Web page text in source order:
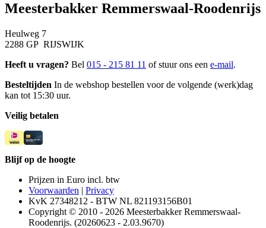
Meesterbakker Remmerswaal-Roodenrijs
Heulweg 7
2288 GP RIJSWIJK
Heeft u vragen? Bel 015 - 215 81 11 of stuur ons een e-mail.
Besteltijden In de webshop bestellen voor de volgende (werk)dag
kan tot 15:30 uur.
Veilig betalen
Blijf op de hoogte
Prijzen in Euro incl. btw
Voorwaarden | Privacy
KvK 27348212 - BTW NL 821193156B01
Copyright © 2010 - 2026 Meesterbakker Remmerswaal-
Roodenrijs. (20260623 - 2.03.9670)